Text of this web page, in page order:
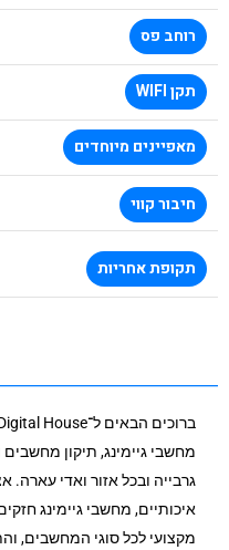
רוחב פס
תקן WIFI
מאפיינים מיוחדים
חיבור קווי
תקופת אחריות
מחשבי גיימינג, תיקון
גרבייה ובכל אזור ואדי עארה.
איכותיים, מחשבי גיימינג
מקצועי לכל סוגי המחשבים,